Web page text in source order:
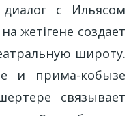
с Ильясом
жетігене создает
широту.
и прима-кобызе
связывает